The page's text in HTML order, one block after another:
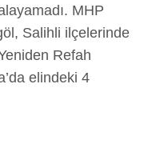
MHP
Salihli ilçelerinde
Refah
elindeki 4